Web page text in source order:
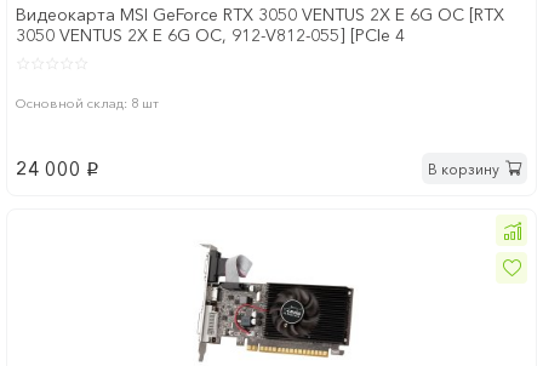
Видеокарта MSI GeForce RTX 3050 VENTUS 2X E 6G OC [RTX
3050 VENTUS 2X E 6G OC, 912-V812-055] [PCIe 4
Основной склад: 8 шт
24 000 p В корзину